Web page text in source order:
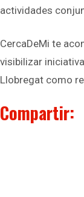
actividades
CercaDeMi te
visibilizar
Llobregat como
Compartir: